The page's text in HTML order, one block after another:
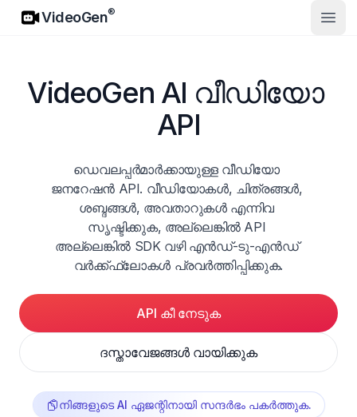
VideoGen
VideoGen®
VideoGen AI വീഡിയോ
API
ഡെവലപ്പർമാർക്കായുള്ള വീഡിയോ
ജനറേഷൻ API. വീഡിയോകൾ, ചിത്രങ്ങൾ,
ശബ്ദങ്ങൾ, അവതാറുകൾ എന്നിവ
സൃഷ്ടിക്കുക, അല്ലെങ്കിൽ API
അല്ലെങ്കിൽ SDK വഴി എൻഡ്-ടു-എൻഡ്
വർക്ക്ഫ്ലോകൾ പ്രവർത്തിപ്പിക്കുക.
API കീ നേടുക
ദസ്താവേജങ്ങൾ വായിക്കുക
നിങ്ങളുടെ AI ഏജന്റിനായി സന്ദർഭം പകര്‍ത്തുക.